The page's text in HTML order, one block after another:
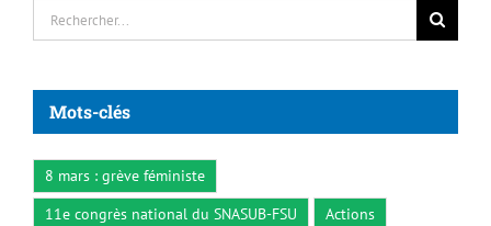
Rechercher:
Mots-clés
8 mars : grève féministe
11e congrès national du SNASUB-FSU
Actions